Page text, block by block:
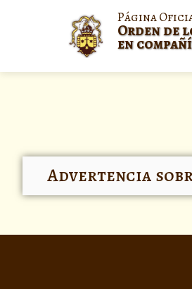
Página
Orden de
en
Advertencia